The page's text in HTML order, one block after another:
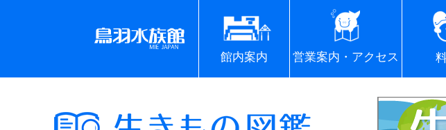
館内案内 営業案内・アクセス